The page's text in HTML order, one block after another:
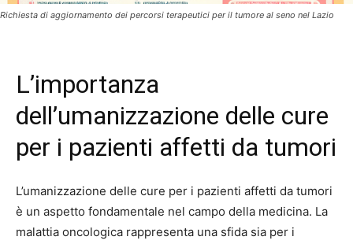
Richiesta di aggiornamento dei percorsi terapeutici per il tumore al seno nel Lazio
L’importanza
dell’umanizzazione delle cure
per i pazienti affetti da tumori
L’umanizzazione delle cure per i pazienti affetti da tumori
è un aspetto fondamentale nel campo della medicina. La
malattia oncologica rappresenta una sfida sia per i